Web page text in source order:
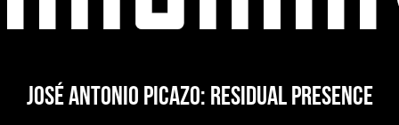
José Antonio Picazo: Residual Presence